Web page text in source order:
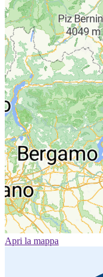
Apri la mappa